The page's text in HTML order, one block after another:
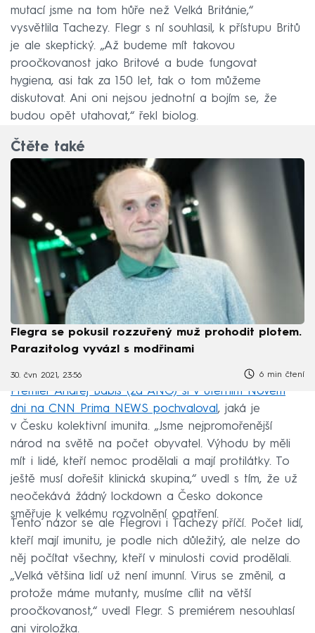
mutací jsme na tom hůře než Velká Británie,“
vysvětlila Tachezy. Flegr s ní souhlasil, k přístupu Britů
je ale skeptický. „Až budeme mít takovou
proočkovanost jako Britové a bude fungovat
hygiena, asi tak za 150 let, tak o tom můžeme
diskutovat. Ani oni nejsou jednotní a bojím se, že
budou opět utahovat,“ řekl biolog.
Čtěte také
Flegra se pokusil rozzuřený muž prohodit plotem.
Parazitolog vyvázl s modřinami
30. čvn 2021, 23:56 6 min čtení
Premiér Andrej Babiš (za ANO) si v úterním Novém
dni na CNN Prima NEWS pochvaloval , jaká je
v Česku kolektivní imunita. „Jsme nejpromořenější
národ na světě na počet obyvatel. Výhodu by měli
mít i lidé, kteří nemoc prodělali a mají protilátky. To
ještě musí dořešit klinická skupina,“ uvedl s tím, že už
neočekává žádný lockdown a Česko dokonce
směřuje k velkému rozvolnění opatření.
Tento názor se ale Flegrovi i Tachezy příčí. Počet lidí,
kteří mají imunitu, je podle nich důležitý, ale nelze do
něj počítat všechny, kteří v minulosti covid prodělali.
„Velká většina lidí už není imunní. Virus se změnil, a
protože máme mutanty, musíme cílit na větší
proočkovanost,“ uvedl Flegr. S premiérem nesouhlasí
ani viroložka.